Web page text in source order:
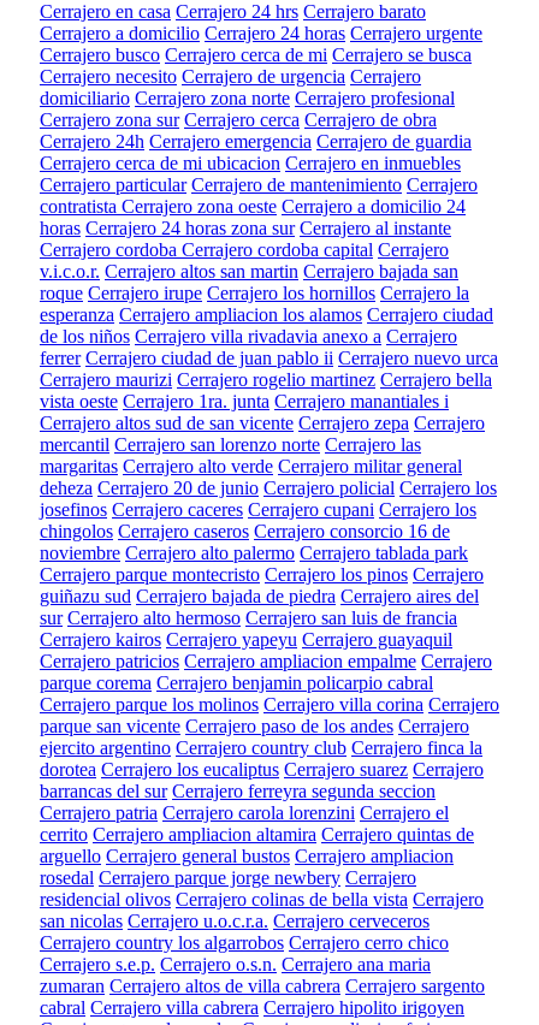
Cerrajero en casa Cerrajero 24 hrs Cerrajero barato
Cerrajero a domicilio Cerrajero 24 horas Cerrajero urgente
Cerrajero busco Cerrajero cerca de mi Cerrajero se busca
Cerrajero necesito Cerrajero de urgencia Cerrajero
domiciliario Cerrajero zona norte Cerrajero profesional
Cerrajero zona sur Cerrajero cerca Cerrajero de obra
Cerrajero 24h Cerrajero emergencia Cerrajero de guardia
Cerrajero cerca de mi ubicacion Cerrajero en inmuebles
Cerrajero particular Cerrajero de mantenimiento Cerrajero
contratista Cerrajero zona oeste Cerrajero a domicilio 24
horas Cerrajero 24 horas zona sur Cerrajero al instante
Cerrajero cordoba Cerrajero cordoba capital Cerrajero
v.i.c.o.r. Cerrajero altos san martin Cerrajero bajada san
roque Cerrajero irupe Cerrajero los hornillos Cerrajero la
esperanza Cerrajero ampliacion los alamos Cerrajero ciudad
de los niños Cerrajero villa rivadavia anexo a Cerrajero
ferrer Cerrajero ciudad de juan pablo ii Cerrajero nuevo urca
Cerrajero maurizi Cerrajero rogelio martinez Cerrajero bella
vista oeste Cerrajero 1ra. junta Cerrajero manantiales i
Cerrajero altos sud de san vicente Cerrajero zepa Cerrajero
mercantil Cerrajero san lorenzo norte Cerrajero las
margaritas Cerrajero alto verde Cerrajero militar general
deheza Cerrajero 20 de junio Cerrajero policial Cerrajero los
josefinos Cerrajero caceres Cerrajero cupani Cerrajero los
chingolos Cerrajero caseros Cerrajero consorcio 16 de
noviembre Cerrajero alto palermo Cerrajero tablada park
Cerrajero parque montecristo Cerrajero los pinos Cerrajero
guiñazu sud Cerrajero bajada de piedra Cerrajero aires del
sur Cerrajero alto hermoso Cerrajero san luis de francia
Cerrajero kairos Cerrajero yapeyu Cerrajero guayaquil
Cerrajero patricios Cerrajero ampliacion empalme Cerrajero
parque corema Cerrajero benjamin policarpio cabral
Cerrajero parque los molinos Cerrajero villa corina Cerrajero
parque san vicente Cerrajero paso de los andes Cerrajero
ejercito argentino Cerrajero country club Cerrajero finca la
dorotea Cerrajero los eucaliptus Cerrajero suarez Cerrajero
barrancas del sur Cerrajero ferreyra segunda seccion
Cerrajero patria Cerrajero carola lorenzini Cerrajero el
cerrito Cerrajero ampliacion altamira Cerrajero quintas de
arguello Cerrajero general bustos Cerrajero ampliacion
rosedal Cerrajero parque jorge newbery Cerrajero
residencial olivos Cerrajero colinas de bella vista Cerrajero
san nicolas Cerrajero u.o.c.r.a. Cerrajero cerveceros
Cerrajero country los algarrobos Cerrajero cerro chico
Cerrajero s.e.p. Cerrajero o.s.n. Cerrajero ana maria
zumaran Cerrajero altos de villa cabrera Cerrajero sargento
cabral Cerrajero villa cabrera Cerrajero hipolito irigoyen